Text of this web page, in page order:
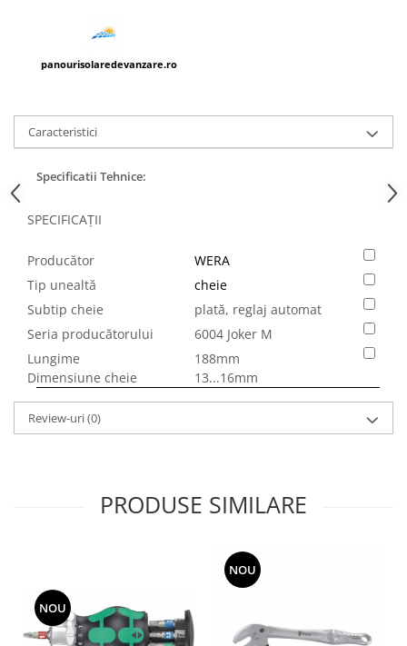
panourisolaredevanzare.ro
Caracteristici
Specificatii Tehnice:
SPECIFICAȚII
Producător
WERA
Tip unealtă
cheie
Subtip cheie
plată, reglaj automat
Seria producătorului
6004 Joker M
Lungime
188mm
Dimensiune cheie
13...16mm
Review-uri(0)
PRODUSE SIMILARE
NOU
NOU